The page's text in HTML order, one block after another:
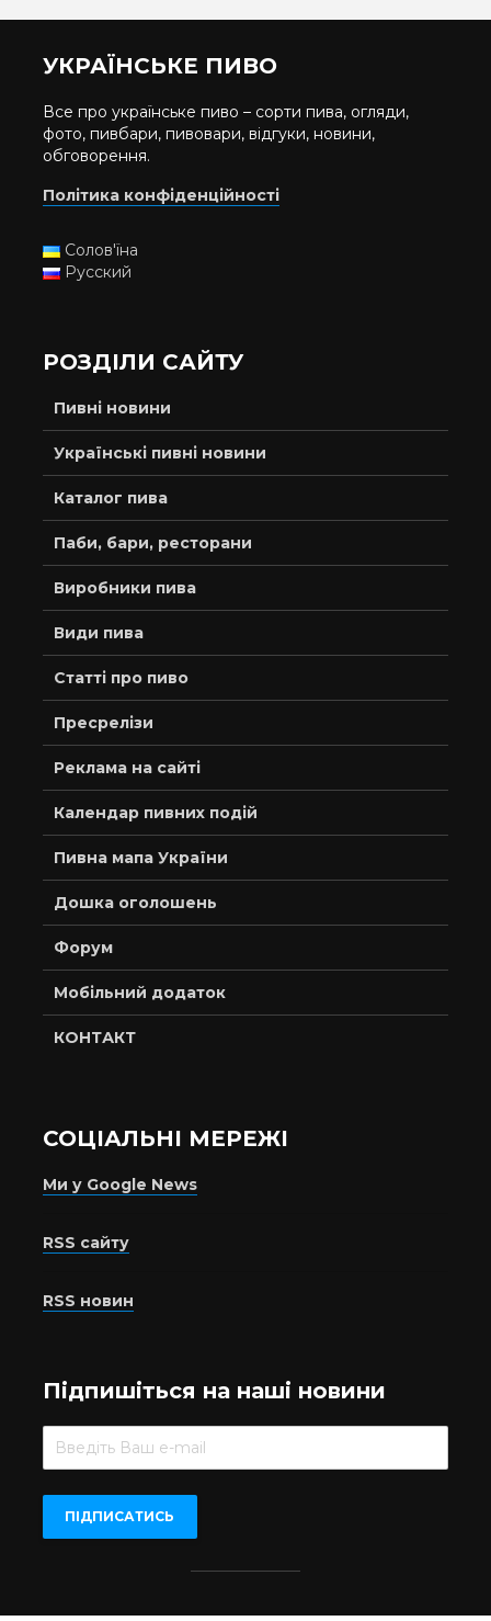
УКРАЇНСЬКЕ ПИВО
Все про українське пиво – сорти пива, огляди,
фото, пивбари, пивовари, відгуки, новини,
обговорення.
Політика конфіденційності
Солов'їна
Русский
РОЗДІЛИ САЙТУ
Пивні новини
Українські пивні новини
Каталог пива
Паби, бари, ресторани
Виробники пива
Види пива
Статті про пиво
Пресрелізи
Реклама на сайті
Календар пивних подій
Пивна мапа України
Дошка оголошень
Форум
Мобільний додаток
КОНТАКТ
СОЦІАЛЬНІ МЕРЕЖІ
Ми у Google News
RSS сайту
RSS новин
Підпишіться на наші новини